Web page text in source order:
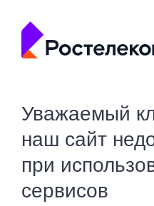
Уважаемый
наш сайт
при
сервисов